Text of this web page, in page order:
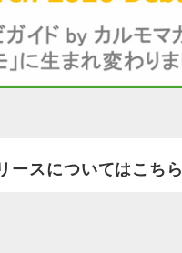
ースについてはこちら